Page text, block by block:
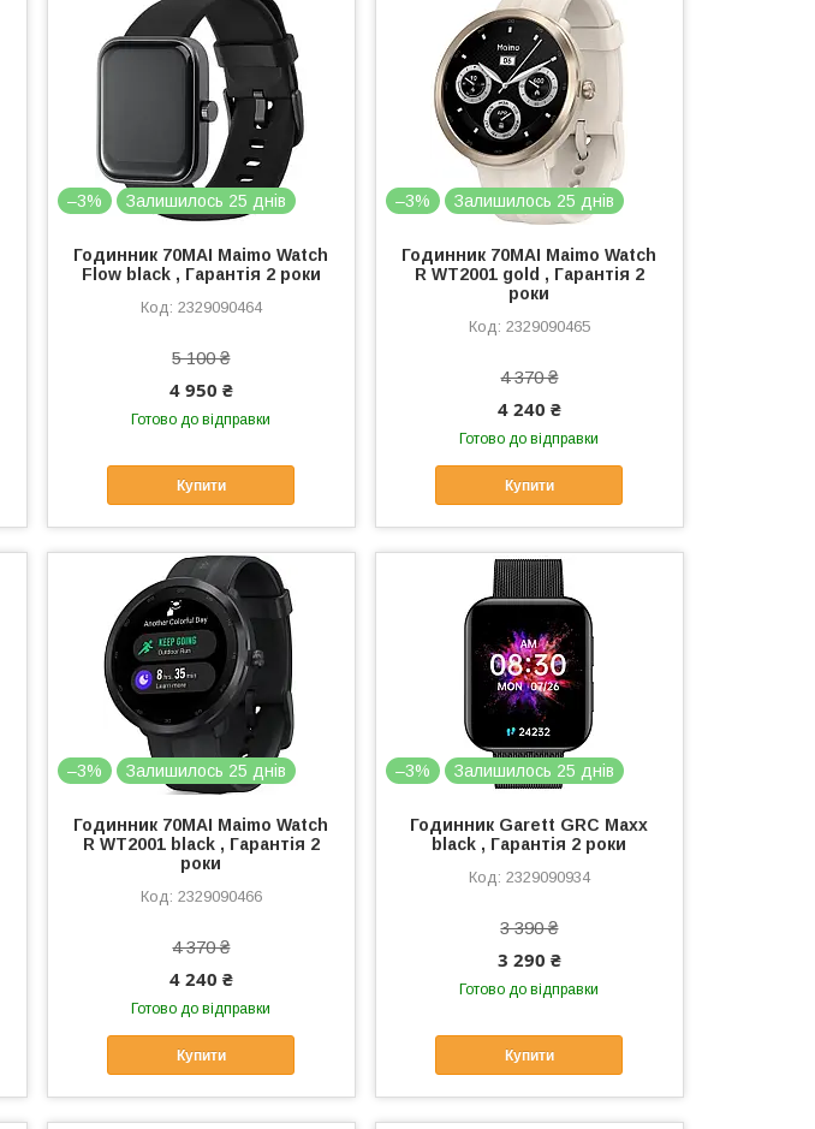
–3% Залишилось 25 днів
Годинник 70MAI Maimo Watch
Flow black , Гарантія 2 роки
2329090464
5 100 ₴
4 950 ₴
Готово до відправки
Купити
–3% Залишилось 25 днів
Годинник 70MAI Maimo Watch
R WT2001 gold , Гарантія 2
роки
2329090465
4 370 ₴
4 240 ₴
Готово до відправки
Купити
–3% Залишилось 25 днів
Годинник 70MAI Maimo Watch
R WT2001 black , Гарантія 2
роки
2329090466
4 370 ₴
4 240 ₴
Готово до відправки
Купити
–3% Залишилось 25 днів
Годинник Garett GRC Maxx
black , Гарантія 2 роки
2329090934
3 390 ₴
3 290 ₴
Готово до відправки
Купити